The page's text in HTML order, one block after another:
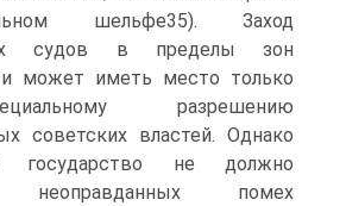
шельфе35). Заход
судов в пределы зон
может иметь место только
разрешению
советских властей. Однако
государство не должно
неоправданных помех